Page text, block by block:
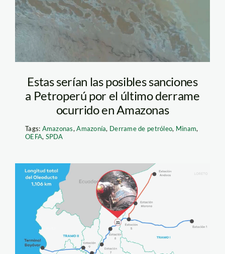
condorcanqui
Estas serían las posibles sanciones
a Petroperú por el último derrame
ocurrido en Amazonas
Tags: Amazonas,Amazonía, Derrame de petróleo, Minam,
OEFA, SPDA
tramo ii – derrame
petroleo – petroperu